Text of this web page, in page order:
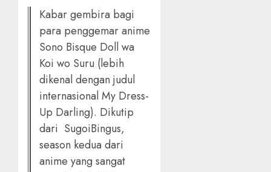
Kabar gembira bagi
para penggemar anime
Sono Bisque Doll wa
Koi wo Suru (lebih
dikenal dengan judul
internasional My Dress-
Up Darling). Dikutip
dari SugoiBingus,
season kedua dari
anime yang sangat